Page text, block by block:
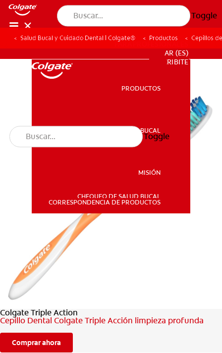
Toggle
SALUD BUCAL
PARA PROFESIONALES
AR (ES)
SUSCRIBITE
PRODUCTOS
SALUD BUCAL
MISIÓN
CHEQUEO DE SALUD BUCAL
CORRESPONDENCIA DE PRODUCTOS
Toggle
Salud Bucal y Cuidado Dental | Colgate® Productos Cepillos
Colgate Triple Action
Cepillo Dental Colgate Triple Acción limpieza profunda
Comprar ahora